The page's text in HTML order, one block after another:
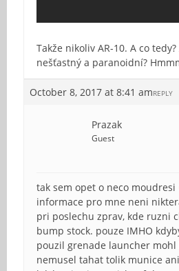
Takže nikoliv AR-10. A co
nešťastný a paranoidní?
October 8, 2017 at 8:41 amREPLY
Prazak
Guest
tak sem opet o neco moudresi
informace pro mne neni
pri poslechu zprav, kde ruzni
bump stock. pouze IMHO
pouzil grenade launcher mohl
nemusel tahat tolik munice